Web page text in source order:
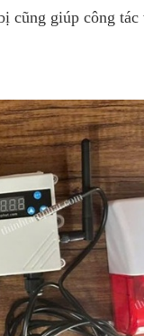
cũng giúp công